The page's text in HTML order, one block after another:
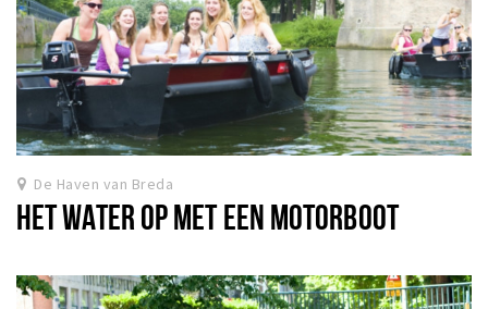
De Haven van Breda
HET WATER OP MET EEN MOTORBOOT